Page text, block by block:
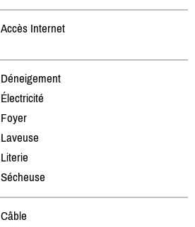
Accès Internet
Déneigement
Électricité
Foyer
Laveuse
Literie
Sécheuse
Câble